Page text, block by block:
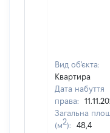
Вид об'єкта:
Квартира
Дата набуття
права:
Загальна
(м2):
48,4